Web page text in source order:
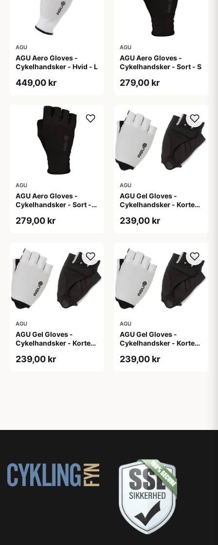
AGU
AGU Aero Gloves -
Cykelhandsker - Hvid - L
449,00 kr
AGU
AGU Aero Gloves -
Cykelhandsker - Sort - S
279,00 kr
AGU
AGU Aero Gloves -
Cykelhandsker - Sort -
279,00 kr
AGU
AGU Gel Gloves -
Cykelhandsker - Korte
239,00 kr
AGU
AGU Gel Gloves -
Cykelhandsker - Korte
239,00 kr
AGU
AGU Gel Gloves -
Cykelhandsker - Korte
239,00 kr